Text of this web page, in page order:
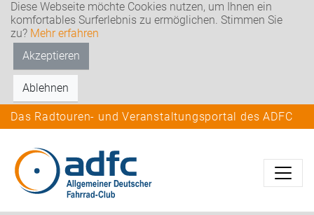
Diese Webseite möchte Cookies nutzen, um Ihnen ein
komfortables Surferlebnis zu ermöglichen. Stimmen Sie
zu? Mehr erfahren
Akzeptieren
Ablehnen
Das Radtouren- und Veranstaltungsportal des ADFC